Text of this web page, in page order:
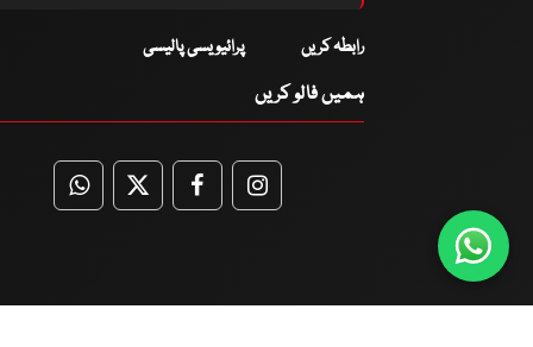
رابطہ کریں پرائیویسی پالیسی
ہمیں فالو کریں
WhatsApp
TwitterFacebookFacebook